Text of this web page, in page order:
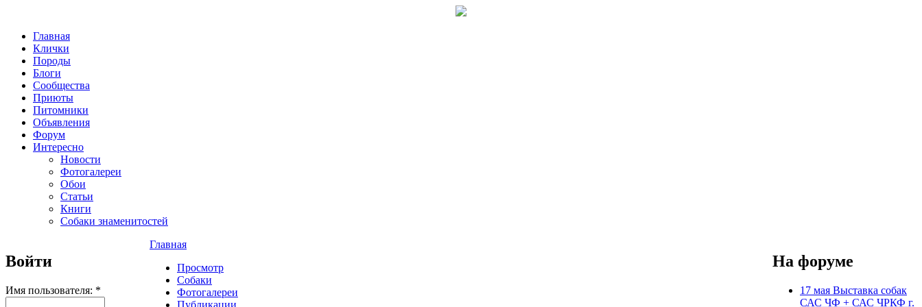
Главная
Клички
Породы
Блоги
Сообщества
Приюты
Питомники
Объявления
Форум
Интересно
Новости
Фотогалереи
Обои
Статьи
Книги
Собаки знаменитостей
Войти
Имя пользователя: *
Главная
Просмотр
Собаки
Фотогалереи
Публикации
На форуме
17 мая Выставка собак
САС ЧФ + САС ЧРКФ г.